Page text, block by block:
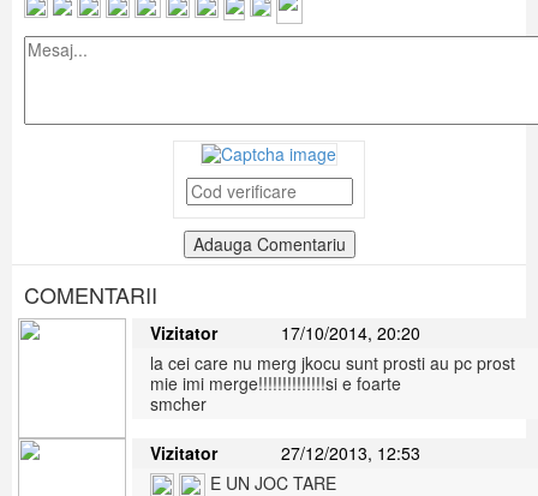
COMENTARII
Vizitator
17/10/2014, 20:20
la cei care nu merg jkocu sunt prosti au pc prost
mie imi merge!!!!!!!!!!!!!!si e foarte
smcher
Vizitator
27/12/2013, 12:53
E UN JOC TARE